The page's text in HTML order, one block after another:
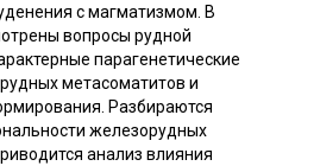
с магматизмом. В
вопросы рудной
парагенетические
метасоматитов и
Разбираются
железорудных
анализ влияния